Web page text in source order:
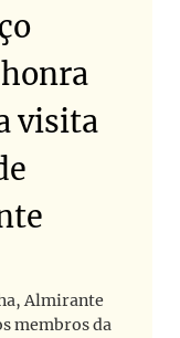
visita
Almirante
membros da